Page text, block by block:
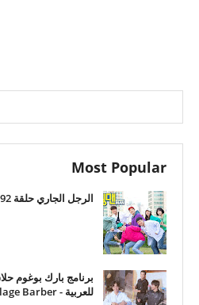
Most Popular
الرجل الجاري حلقة 192
للعربية - The Village Barber